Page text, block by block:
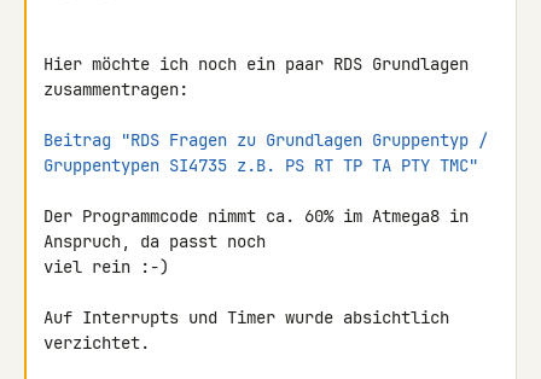
Hier möchte ich noch ein paar RDS Grundlagen
zusammentragen:
Beitrag "RDS Fragen zu Grundlagen Gruppentyp /
Gruppentypen SI4735 z.B. PS RT TP TA PTY TMC"
Der Programmcode nimmt ca. 60% im Atmega8 in
Anspruch, da passt noch
viel rein :-)
Auf Interrupts und Timer wurde absichtlich
verzichtet.